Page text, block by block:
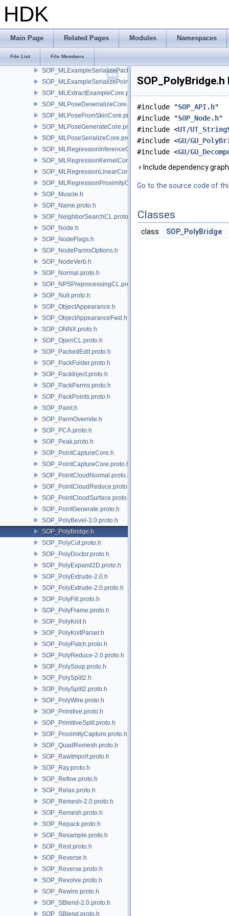
HDK
Main Page Related Pages Modules Namespaces
File List File Members
SOP_Mirror.proto.h
SOP_MLExampleDecomposeCore.proto.h
SOP_MLExampleDeserializePacked.proto.h
SOP_MLExampleDeserializePoint.proto.h
SOP_MLExampleSerializePacked.proto.h
SOP_MLExampleSerializePoint.proto.h
SOP_MLExtractExampleCore.proto.h
SOP_MLPoseDeserializeCore.proto.h
SOP_MLPoseFromSkinCore.proto.h
SOP_MLPoseGenerateCore.proto.h
SOP_MLPoseSerializeCore.proto.h
SOP_MLRegressionInferenceCore.proto.h
SOP_MLRegressionKernelCore.proto.h
SOP_MLRegressionLinearCore.proto.h
SOP_MLRegressionProximityCore.proto.h
SOP_Muscle.h
SOP_Name.proto.h
SOP_NeighborSearchCL.proto.h
SOP_Node.h
SOP_NodeFlags.h
SOP_NodeParmsOptions.h
SOP_NodeVerb.h
SOP_Normal.proto.h
SOP_NPSPreprocessingCL.proto.h
SOP_Null.proto.h
SOP_ObjectAppearance.h
SOP_ObjectAppearanceFwd.h
SOP_ONNX.proto.h
SOP_OpenCL.proto.h
SOP_PackedEdit.proto.h
SOP_PackFolder.proto.h
SOP_PackInject.proto.h
SOP_PackParms.proto.h
SOP_PackPoints.proto.h
SOP_Paint.h
SOP_ParmOverride.h
SOP_PCA.proto.h
SOP_Peak.proto.h
SOP_PointCaptureCore.h
SOP_PointCaptureCore.proto.h
SOP_PointCloudNormal.proto.h
SOP_PointCloudReduce.proto.h
SOP_PointCloudSurface.proto.h
SOP_PointGenerate.proto.h
SOP_PolyBevel-3.0.proto.h
SOP_PolyBridge.h
SOP_PolyCut.proto.h
SOP_PolyDoctor.proto.h
SOP_PolyExpand2D.proto.h
SOP_PolyExtrude-2.0.h
SOP_PolyExtrude-2.0.proto.h
SOP_PolyFill.proto.h
SOP_PolyFrame.proto.h
SOP_PolyKnit.h
SOP_PolyKnitParser.h
SOP_PolyPatch.proto.h
SOP_PolyReduce-2.0.proto.h
SOP_PolySoup.proto.h
SOP_PolySplit2.h
SOP_PolySplit2.proto.h
SOP_PolyWire.proto.h
SOP_Primitive.proto.h
SOP_PrimitiveSplit.proto.h
SOP_ProximityCapture.proto.h
SOP_QuadRemesh.proto.h
SOP_RawImport.proto.h
SOP_Ray.proto.h
SOP_Refine.proto.h
SOP_Relax.proto.h
SOP_Remesh-2.0.proto.h
SOP_Remesh.proto.h
SOP_Repack.proto.h
SOP_Resample.proto.h
SOP_Rest.proto.h
SOP_Reverse.h
SOP_Reverse.proto.h
SOP_Revolve.proto.h
SOP_Rewire.proto.h
SOP_SBlend-2.0.proto.h
SOP_SBlend.proto.h
SOP_PolyBridge.h
#include "SOP_API.h"
#include "SOP_Node.h"
#include <UT/
#include <GU/
#include <GU/
Include dependency
Go to the source code of
Classes
class SOP_PolyBridge